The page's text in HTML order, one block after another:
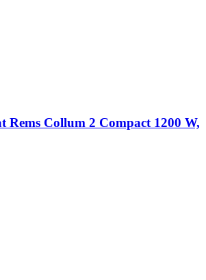
Rems Collum 2 Compact 1200 W,